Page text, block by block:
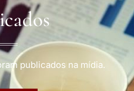
publicados na mídia.